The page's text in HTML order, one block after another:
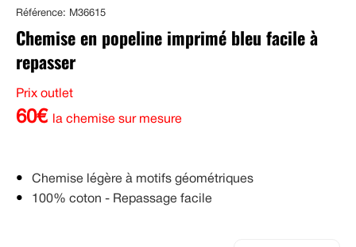
Référence: M36615
Chemise en popeline imprimé bleu facile à
repasser
Prix outlet
60€ la chemise sur mesure
Chemise légère à motifs géométriques
100% coton - Repassage facile